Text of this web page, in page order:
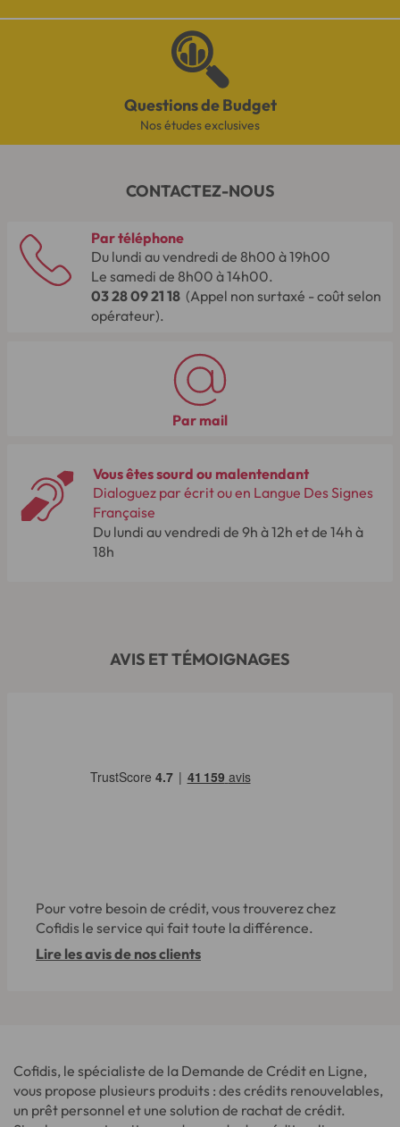
Questions de Budget
Nos études exclusives
CONTACTEZ-NOUS
Par téléphone
Du lundi au vendredi de 8h00 à 19h00
Le samedi de 8h00 à 14h00.
03 28 09 21 18 (Appel non surtaxé - coût selon
opérateur).
Par mail
Vous êtes sourd ou malentendant
Dialoguez par écrit ou en Langue Des Signes
Française
Du lundi au vendredi de 9h à 12h et de 14h à
18h
AVIS ET TÉMOIGNAGES
Pour votre besoin de crédit, vous trouverez chez
Cofidis le service qui fait toute la différence.
Lire les avis de nos clients
Cofidis, le spécialiste de la Demande de Crédit en Ligne,
vous propose plusieurs produits : des crédits renouvelables,
un prêt personnel et une solution de rachat de crédit.